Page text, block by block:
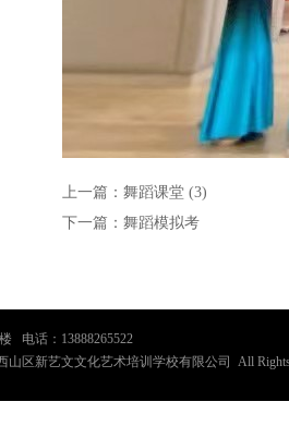
上一篇： 舞蹈课堂 (3)
下一篇： 舞蹈模拟考
电话：13888265522
山区新艺文文化艺术培训学校有限公司 All